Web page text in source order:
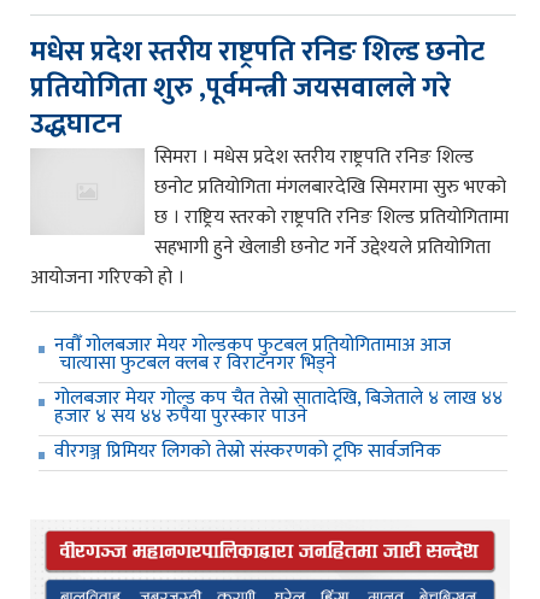
मधेस प्रदेश स्तरीय राष्ट्रपति रनिङ शिल्ड छनोट
प्रतियोगिता शुरु ,पूर्वमन्त्री जयसवालले गरे
उद्धघाटन
सिमरा । मधेस प्रदेश स्तरीय राष्ट्रपति रनिङ शिल्ड
छनोट प्रतियोगिता मंगलबारदेखि सिमरामा सुरु भएको
छ । राष्ट्रिय स्तरको राष्ट्रपति रनिङ शिल्ड प्रतियोगितामा
सहभागी हुने खेलाडी छनोट गर्ने उद्देश्यले प्रतियोगिता
आयोजना गरिएको हो ।
नवौँ गोलबजार मेयर गोल्डकप फुटबल प्रतियोगितामाअ आज
चात्यासा फुटबल क्लब र विराटनगर भिड्ने
गोलबजार मेयर गोल्ड कप चैत तेस्रो सातादेखि, बिजेताले ४ लाख ४४
हजार ४ सय ४४ रुपैया पुरस्कार पाउने
वीरगञ्ज प्रिमियर लिगको तेस्रो संस्करणको ट्रफि सार्वजनिक